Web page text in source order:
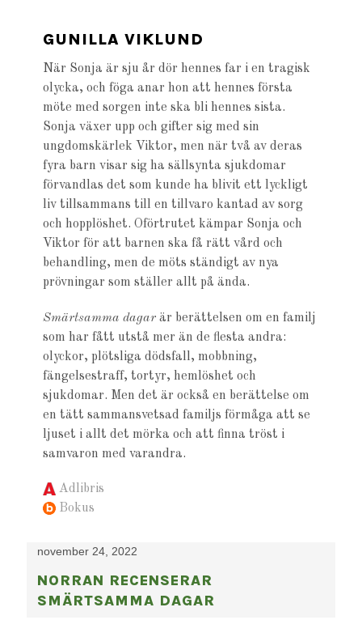
GUNILLA VIKLUND
När Sonja är sju år dör hennes far i en tragisk
olycka, och föga anar hon att hennes första
möte med sorgen inte ska bli hennes sista.
Sonja växer upp och gifter sig med sin
ungdomskärlek Viktor, men när två av deras
fyra barn visar sig ha sällsynta sjukdomar
förvandlas det som kunde ha blivit ett lyckligt
liv tillsammans till en tillvaro kantad av sorg
och hopplöshet. Oförtrutet kämpar Sonja och
Viktor för att barnen ska få rätt vård och
behandling, men de möts ständigt av nya
prövningar som ställer allt på ända.
Smärtsamma dagar är berättelsen om en familj
som har fått utstå mer än de flesta andra:
olyckor, plötsliga dödsfall, mobbning,
fängelsestraff, tortyr, hemlöshet och
sjukdomar. Men det är också en berättelse om
en tätt sammansvetsad familjs förmåga att se
ljuset i allt det mörka och att finna tröst i
samvaron med varandra.
Adlibris
Bokus
november 24, 2022
NORRAN RECENSERAR
SMÄRTSAMMA DAGAR